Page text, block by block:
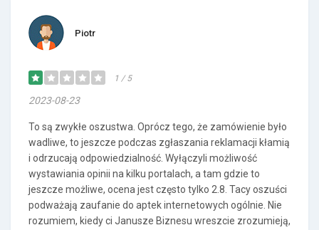
Piotr
1 / 5
2023-08-23
To są zwykłe oszustwa. Oprócz tego, że zamówienie było
wadliwe, to jeszcze podczas zgłaszania reklamacji kłamią
i odrzucają odpowiedzialność. Wyłączyli możliwość
wystawiania opinii na kilku portalach, a tam gdzie to
jeszcze możliwe, ocena jest często tylko 2.8. Tacy oszuści
podważają zaufanie do aptek internetowych ogólnie. Nie
rozumiem, kiedy ci Janusze Biznesu wreszcie zrozumieją,